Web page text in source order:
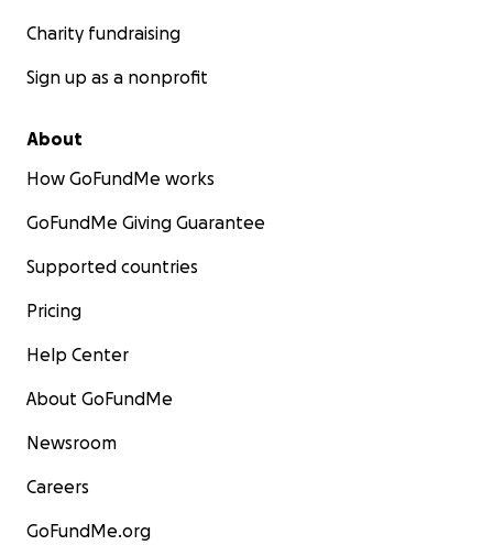
Charity fundraising
Sign up as a nonprofit
About
How GoFundMe works
GoFundMe Giving Guarantee
Supported countries
Pricing
Help Center
About GoFundMe
Newsroom
Careers
GoFundMe.org